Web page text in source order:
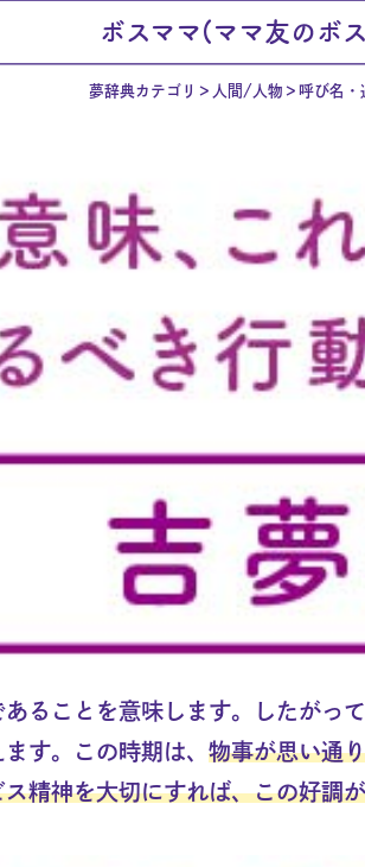
ボスママ(ママ友のボ
夢辞典カテゴリ 人間/人物 呼び名・
ることを意味します。したがっ
す。この時期は、 物事が思い通
ス精神を大切にすれば、この好調